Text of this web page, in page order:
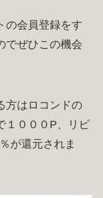
の会員登録をす
でぜひこの機会
方はロコンドの
１０００P、リピ
が還元されま